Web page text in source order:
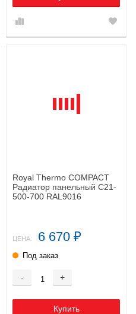
Royal Thermo COMPACT
Радиатор панельный C21-
500-700 RAL9016
ЦЕНА: 6 670 ₽
Под заказ
- +
Купить